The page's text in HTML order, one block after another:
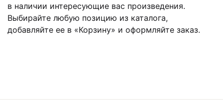
в наличии интересующие вас произведения.
Выбирайте любую позицию из каталога,
добавляйте ее в «Корзину» и оформляйте заказ.